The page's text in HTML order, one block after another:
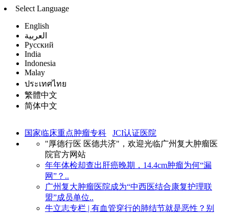
Select Language
English
العربية
Русский
India
Indonesia
Malay
ประเทศไทย
繁體中文
简体中文
国家临床重点肿瘤专科
JCI认证医院
"厚德行医 医德共济"，欢迎光临广州复大肿瘤医
院官方网站
年年体检却查出肝癌晚期，14.4cm肿瘤为何“漏
网”？..
广州复大肿瘤医院成为“中西医结合康复护理联
盟”成员单位..
牛立志专栏 | 有血管穿行的肺结节就是恶性？别